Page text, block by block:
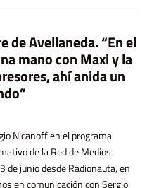
de Avellaneda. “En el
mano con Maxi y la
ahí anida un
Nicanoff en el programa
de la Red de Medios
junio desde Radionauta, en
en comunicación con Sergio